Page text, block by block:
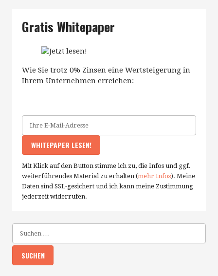
Gratis Whitepaper
Wie Sie trotz 0% Zinsen eine Wertsteigerung in
Ihrem Unternehmen erreichen:
Mit Klick auf den Button stimme ich zu, die Infos und ggf.
weiterführendes Material zu erhalten (mehr Infos). Meine
Daten sind SSL-gesichert und ich kann meine Zustimmung
jederzeit widerrufen.